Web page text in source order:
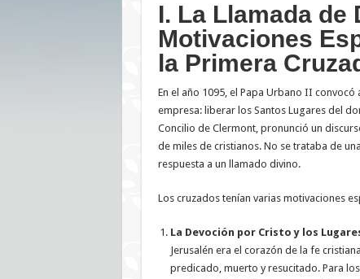
I. La Llamada de
Motivaciones
la Primera
En el año 1095, el Papa Urbano II convocó
empresa: liberar los Santos Lugares del
Concilio de Clermont, pronunció un
de miles de cristianos. No se trataba de
respuesta a un llamado divino.
Los cruzados tenían varias motivaciones
La Devoción por Cristo y los
Jerusalén era el corazón de la fe
predicado, muerto y resucitado. Para